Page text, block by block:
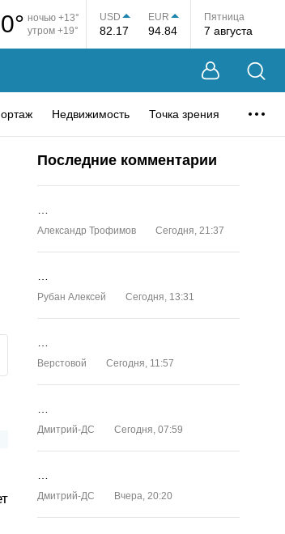
0° ночью +13°
утром +19°
USD
82.17
EUR
94.84
Пятница
7 августа
Недвижимость Точка зрения
Последние комментарии
Александр Трофимов Сегодня, 21:37
Рубан Алексей Сегодня, 13:31
Верстовой Сегодня, 11:57
Дмитрий-ДС Сегодня, 07:59
Дмитрий-ДС Вчера, 20:20